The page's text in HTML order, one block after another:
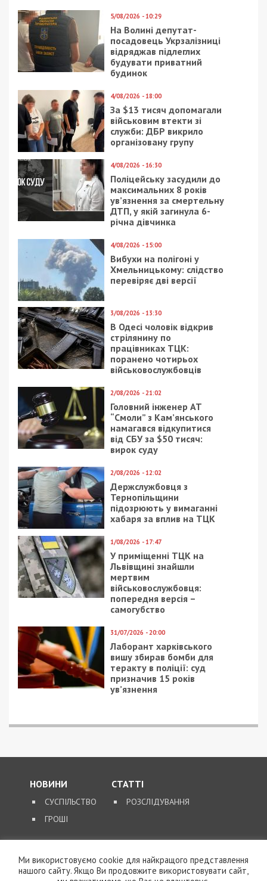
5/08/2026 - 10:29
На Волині депутат-
посадовець Укрзалізниці
відряджав підлеглих
будувати приватний
будинок
4/08/2026 - 18:00
За $13 тисяч допомагали
військовим втекти зі
служби: ДБР викрило
організовану групу
4/08/2026 - 16:30
Поліцейську засудили до
максимальних 8 років
ув’язнення за смертельну
ДТП, у якій загинула 6-
річна дівчинка
4/08/2026 - 15:00
Вибухи на полігоні у
Хмельницькому: слідство
перевіряє дві версії
3/08/2026 - 13:30
В Одесі чоловік відкрив
стрілянину по
працівниках ТЦК:
поранено чотирьох
військовослужбовців
2/08/2026 - 21:02
Головний інженер АТ
“Смоли” з Кам’янського
намагався відкупитися
від СБУ за $50 тисяч:
вирок суду
2/08/2026 - 12:02
Держслужбовця з
Тернопільщини
підозрюють у вимаганні
хабаря за вплив на ТЦК
1/08/2026 - 17:47
У приміщенні ТЦК на
Львівщині знайшли
мертвим
військовослужбовця:
попередня версія –
самогубство
31/07/2026 - 20:00
Лаборант харківського
вишу збирав бомби для
теракту в поліції: суд
призначив 15 років
ув’язнення
НОВИНИ
СУСПІЛЬСТВО
ГРОШІ
СТАТТІ
РОЗСЛІДУВАННЯ
КОНТАКТИ
Ми використовуємо cookie для найкращого представлення
нашого сайту. Якщо Ви продовжите використовувати сайт,